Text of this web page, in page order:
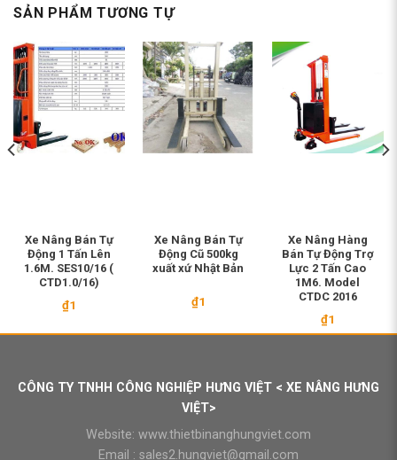
SẢN PHẨM TƯƠNG TỰ
Xe Nâng Bán Tự
Động 1 Tấn Lên
1.6M. SES10/16 (
CTD1.0/16)
₫1
Xe Nâng Bán Tự
Động Cũ 500kg
xuất xứ Nhật Bản
₫1
Xe Nâng Hàng
Bán Tự Động Trợ
Lực 2 Tấn Cao
1M6. Model
CTDC 2016
₫1
CÔNG TY TNHH CÔNG NGHIỆP HƯNG VIỆT < XE NÂNG HƯNG
VIỆT>
Website: www.thietbinanghungviet.com
Email : sales2.hungviet@gmail.com